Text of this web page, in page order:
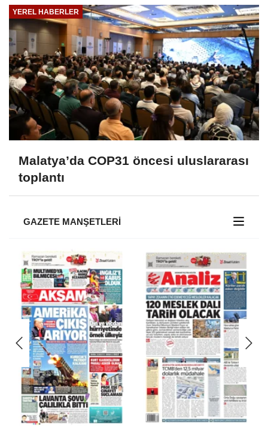
YEREL HABERLER
Malatya’da COP31 öncesi uluslararası
toplantı
GAZETE MANŞETLERİ